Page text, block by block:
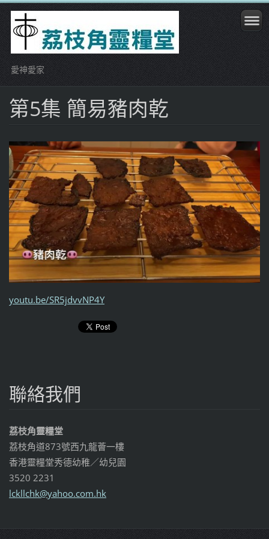
愛神愛家
第5集 簡易豬肉乾
youtu.be/SR5jdvvNP4Y
聯絡我們
荔枝角靈糧堂
荔枝角道873號西九龍薈一樓
香港靈糧堂秀德幼稚／幼兒園
3520 2231
lckllchk@yahoo.com.hk